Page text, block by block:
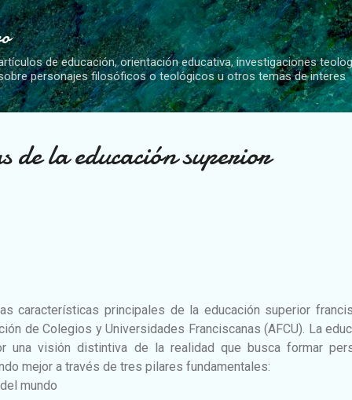
Ir al contenido principal
de educación, orientación educativa, investigaciones
personajes filosóficos o teológicos u otros temas de interes
de la educación superior
características principales de la educación superior
de Colegios y Universidades Franciscanas (AFCU). La
una visión distintiva de la realidad que busca formar
mejor a través de tres pilares fundamentales:
mundo